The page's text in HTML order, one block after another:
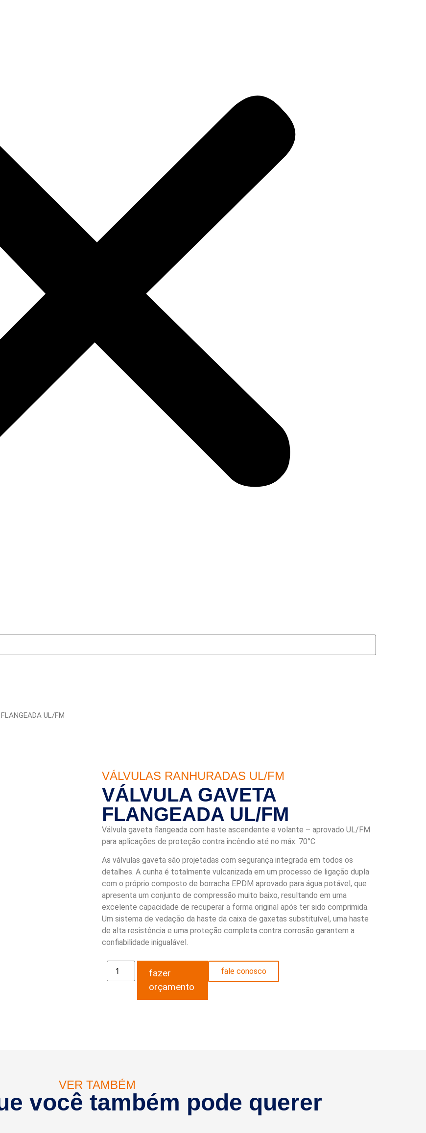
UL/FM
VÁLVULAS RANHURADAS UL/FM
VÁLVULA GAVETA
FLANGEADA UL/FM
Válvula gaveta flangeada com haste ascendente e volante – aprovado UL/FM
para aplicações de proteção contra incêndio até no máx. 70°C
As válvulas gaveta são projetadas com segurança integrada em todos os
detalhes. A cunha é totalmente vulcanizada em um processo de ligação dupla
com o próprio composto de borracha EPDM aprovado para água potável, que
apresenta um conjunto de compressão muito baixo, resultando em uma
excelente capacidade de recuperar a forma original após ter sido comprimida.
Um sistema de vedação da haste da caixa de gaxetas substituível, uma haste
de alta resistência e uma proteção completa contra corrosão garantem a
confiabilidade inigualável.
fazer
orçamento
fale conosco
VER TAMBÉM
você também pode querer